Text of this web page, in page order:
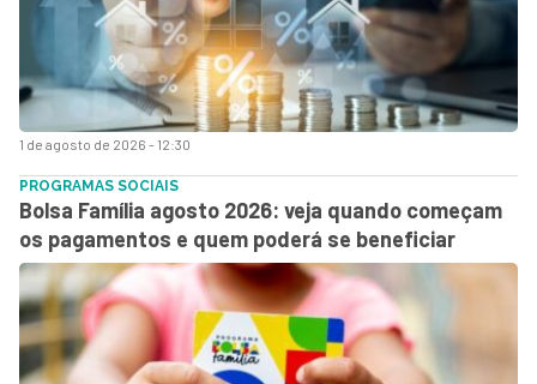
1 de agosto de 2026 - 12:30
PROGRAMAS SOCIAIS
Bolsa Família agosto 2026: veja quando começam
os pagamentos e quem poderá se beneficiar